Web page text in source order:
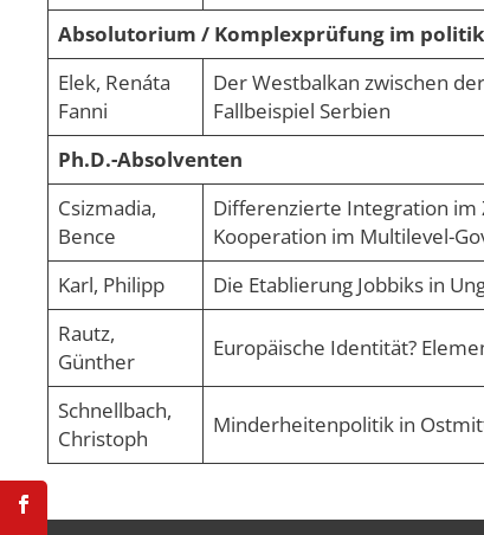
Absolutorium / Komplexprüfung im
Elek, Renáta
Fanni
Der Westbalkan zwischen
Fallbeispiel Serbien
Ph.D.-Absolventen
Csizmadia,
Bence
Differenzierte Integration im
Kooperation im Multilevel-
Karl, Philipp
Die Etablierung Jobbiks in
Rautz,
Günther
Europäische Identität?
Schnellbach,
Christoph
Minderheitenpolitik in